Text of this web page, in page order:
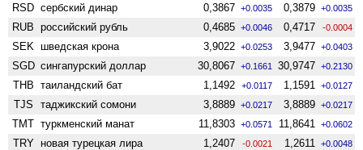
RSD сербский динар 0,3867 +0.0035 0,3879 +0.0035
RUB российский рубль 0,4685 +0.0046 0,4717 -0.0004
SEK шведская крона 3,9022 +0.0253 3,9477 +0.0403
SGD сингапурский доллар 30,8067 +0.1661 30,9747 +0.2130
THB таиландский бат 1,1492 +0.0117 1,1591 +0.0127
TJS таджикский сомони 3,8889 +0.0217 3,8889 +0.0217
TMT туркменский манат 11,8303 +0.0571 11,8641 +0.0602
TRY новая турецкая лира 1,2407 -0.0021 1,2611 +0.0048